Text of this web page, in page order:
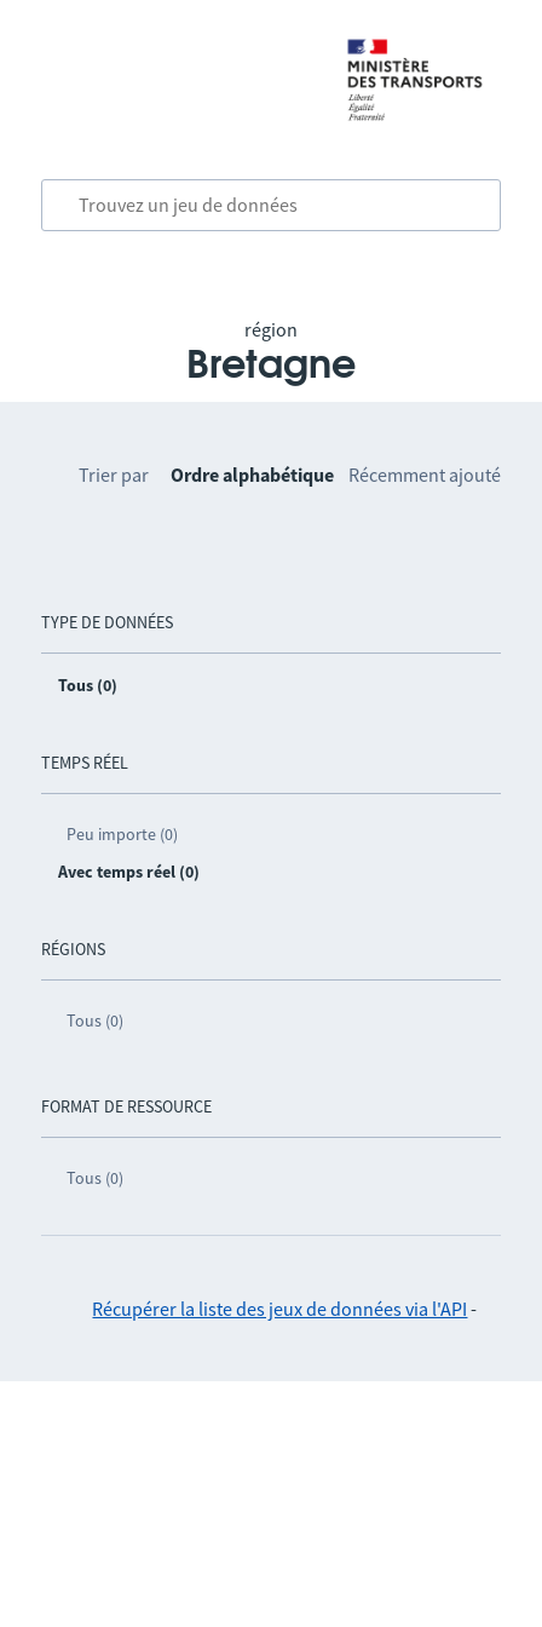
région
Bretagne
TYPE DE DONNÉES
Tous (0)
TEMPS RÉEL
Peu importe (0)
Avec temps réel (0)
RÉGIONS
Tous (0)
FORMAT DE RESSOURCE
Tous (0)
Trier par Ordre alphabétique Récemment ajouté
Récupérer la liste des jeux de données via l'API -